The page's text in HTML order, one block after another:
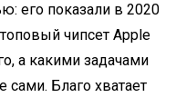
его показали в 2020
чипсет Apple
а какими задачами
сами. Благо хватает